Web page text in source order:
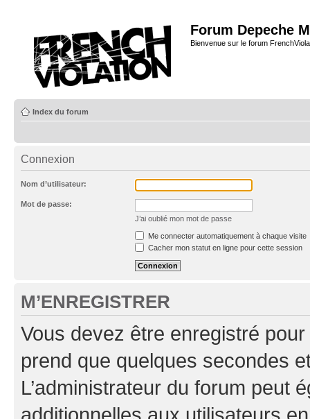
Forum Depeche
Bienvenue sur le forum
Index du forum
Connexion
Nom d’utilisateur:
Mot de passe:
J’ai oublié mon mot de passe
Me connecter automatiquement à chaque visite
Cacher mon statut en ligne pour cette session
M’ENREGISTRER
Vous devez être enregistré
prend que quelques secondes
L’administrateur du forum peut
additionnelles aux utilisateurs